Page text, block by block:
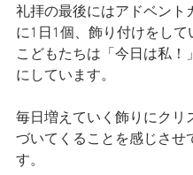
礼拝の最後にはアドベント
に1日1個、飾り付けをして
こどもたちは「今日は私！
にしています。
毎日増えていく飾りにクリ
づいてくることを感じさせ
す。